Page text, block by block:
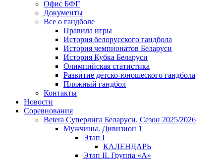
Офис БФГ
Документы
Все о гандболе
Правила игры
История белорусского гандбола
История чемпионатов Беларуси
История Кубка Беларуси
Олимпийская статистика
Развитие детско-юношеского гандбола
Пляжный гандбол
Контакты
Новости
Соревнования
Betera Суперлига Беларуси. Сезон 2025/2026
Мужчины. Дивизион 1
Этап I
КАЛЕНДАРЬ
Этап II. Группа «А»